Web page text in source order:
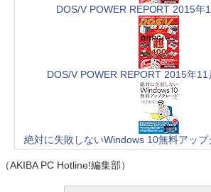
DOS/V POWER REPORT 2015年
DOS/V POWER REPORT 2015年
絶対に失敗しないWindows 10無料アッ
（AKIBA PC Hotline!編集部）